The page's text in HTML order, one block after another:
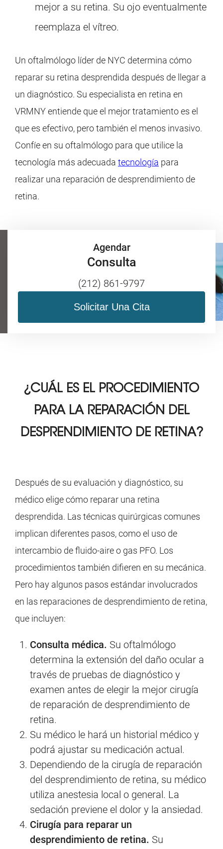
mejor a su retina. Su ojo eventualmente
reemplaza el vítreo.
Un oftalmólogo líder de NYC determina cómo
reparar su retina desprendida después de llegar a
un diagnóstico. Su especialista en retina en
VRMNY entiende que el mejor tratamiento es el
que es efectivo, pero también el menos invasivo.
Confíe en su oftalmólogo para que utilice la
tecnología más adecuada tecnología para
realizar una reparación de desprendimiento de
retina.
Agendar
Consulta
(212) 861-9797
Solicitar Una Cita
¿CUÁL ES EL PROCEDIMIENTO
PARA LA REPARACIÓN DEL
DESPRENDIMIENTO DE RETINA?
Después de su evaluación y diagnóstico, su
médico elige cómo reparar una retina
desprendida. Las técnicas quirúrgicas comunes
implican diferentes pasos, como el uso de
intercambio de fluido-aire o gas PFO. Los
procedimientos también difieren en su mecánica.
Pero hay algunos pasos estándar involucrados
en las reparaciones de desprendimiento de retina,
que incluyen:
Consulta médica. Su oftalmólogo
determina la extensión del daño ocular a
través de pruebas de diagnóstico y
examen antes de elegir la mejor cirugía
de reparación de desprendimiento de
retina.
Su médico le hará un historial médico y
podrá ajustar su medicación actual.
Dependiendo de la cirugía de reparación
del desprendimiento de retina, su médico
utiliza anestesia local o general. La
sedación previene el dolor y la ansiedad.
Cirugía para reparar un
desprendimiento de retina. Su